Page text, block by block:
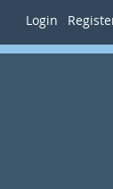
Login